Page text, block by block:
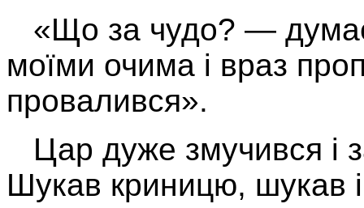
«Що за чудо? —
моїми очима і враз
провалився».
Цар дуже змучився і
Шукав криницю, шукав